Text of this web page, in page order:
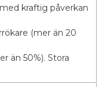
kraftig påverkan
(mer än 20
än 50%). Stora